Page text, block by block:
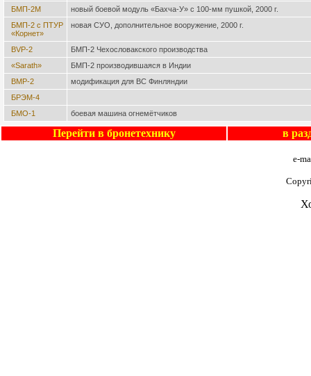
БМП-2М
новый боевой модуль «Бахча-У» с 100-мм пушкой, 2000 г.
БМП-2 с ПТУР
«Корнет»
новая СУО, дополнительное вооружение, 2000 г.
BVP-2
БМП-2 Чехословакского производства
«Sarath»
БМП-2 производившаяся в Индии
BMP-2
модификация для ВС Финляндии
БРЭМ-4
БМО-1
боевая машина огнемётчиков
Перейти в бронетехнику в
e-